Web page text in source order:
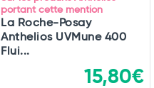
portant cette mention
La Roche-Posay
Anthelios UVMune 400
Flui...
15,80€